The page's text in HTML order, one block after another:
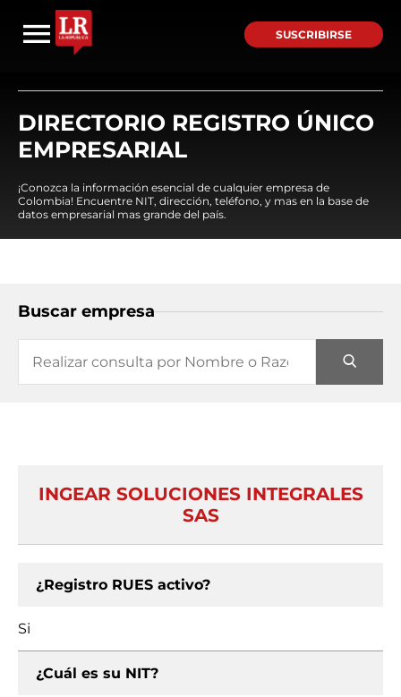
SUSCRIBIRSE
DIRECTORIO REGISTRO ÚNICO
EMPRESARIAL
¡Conozca la información esencial de cualquier empresa de
Colombia! Encuentre NIT, dirección, teléfono, y mas en la base de
datos empresarial mas grande del país.
Buscar empresa
INGEAR SOLUCIONES INTEGRALES
SAS
¿Registro RUES activo?
Si
¿Cuál es su NIT?